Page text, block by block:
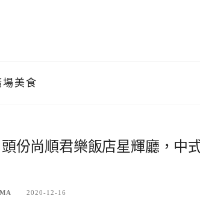
美食
頭份尚順君樂飯店星輝廳，
2020-12-16